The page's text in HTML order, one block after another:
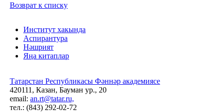
Возврат к списку
Институт хакында
Аспирантура
Нәшрият
Яңа китаплар
Татарстан Республикасы Фәннәр академиясе
420111, Казан, Бауман ур., 20
email: an.rt@tatar.ru,
тел.: (843) 292-02-72